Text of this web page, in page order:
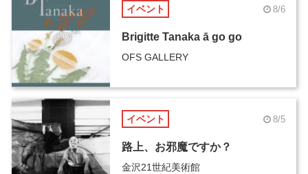
イベント 8/6
Brigitte Tanaka ā go go
OFS GALLERY
イベント 8/5
路上、お邪魔ですか？
金沢21世紀美術館